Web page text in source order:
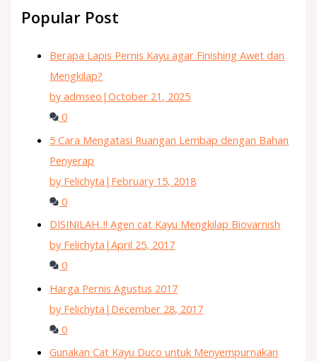
Popular Post
Berapa Lapis Pernis Kayu agar Finishing Awet dan
Mengkilap?
by admseo |October 21, 2025
0
5 Cara Mengatasi Ruangan Lembap dengan Bahan
Penyerap
by Felichyta | February 15, 2018
0
DISINILAH..!! Agen cat Kayu Mengkilap Biovarnish
by Felichyta |April 25, 2017
0
Harga Pernis Agustus 2017
by Felichyta | December 28, 2017
0
Gunakan Cat Kayu Duco untuk Menyempurnakan